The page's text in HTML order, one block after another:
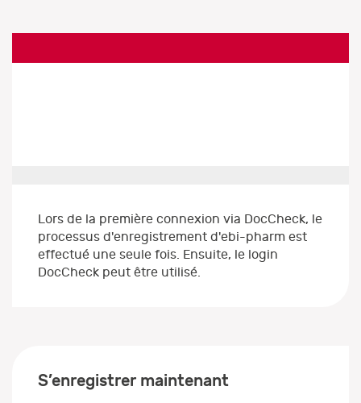
Lors de la première connexion via DocCheck, le
processus d'enregistrement d'ebi-pharm est
effectué une seule fois. Ensuite, le login
DocCheck peut être utilisé.
S’enregistrer maintenant